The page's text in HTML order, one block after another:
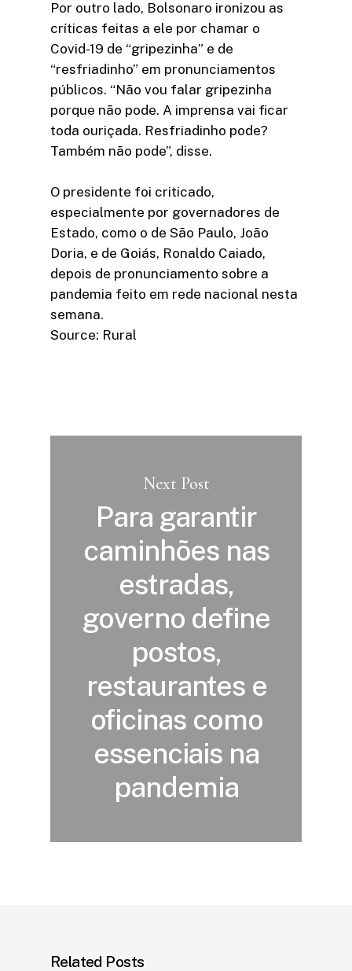
Por outro lado, Bolsonaro ironizou as
críticas feitas a ele por chamar o
Covid-19 de “gripezinha” e de
“resfriadinho” em pronunciamentos
públicos. “Não vou falar gripezinha
porque não pode. A imprensa vai ficar
toda ouriçada. Resfriadinho pode?
Também não pode”, disse.
O presidente foi criticado,
especialmente por governadores de
Estado, como o de São Paulo, João
Doria, e de Goiás, Ronaldo Caiado,
depois de pronunciamento sobre a
pandemia feito em rede nacional nesta
semana.
Source: Rural
Next Post
Para garantir
caminhões nas
estradas,
governo define
postos,
restaurantes e
oficinas como
essenciais na
pandemia
Related Posts